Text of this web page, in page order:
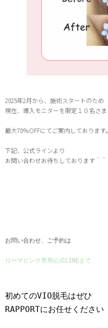
2025年2月から、施術スタートのため
現在、導入モニターを限定１０名さま
最大70％OFFにてご案内しております。
下記、公式ラインより
お問い合わせお待ちしております＾＾
お問い合わせ、ご予約は
ローマピンク専用公式LINEまで
初めてのVIO脱毛はぜひ
RAPPORTにお任せください